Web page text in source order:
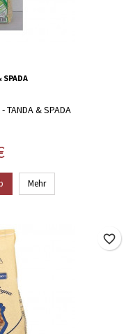
SPADA
TANDA & SPADA
Mehr
favorite_border